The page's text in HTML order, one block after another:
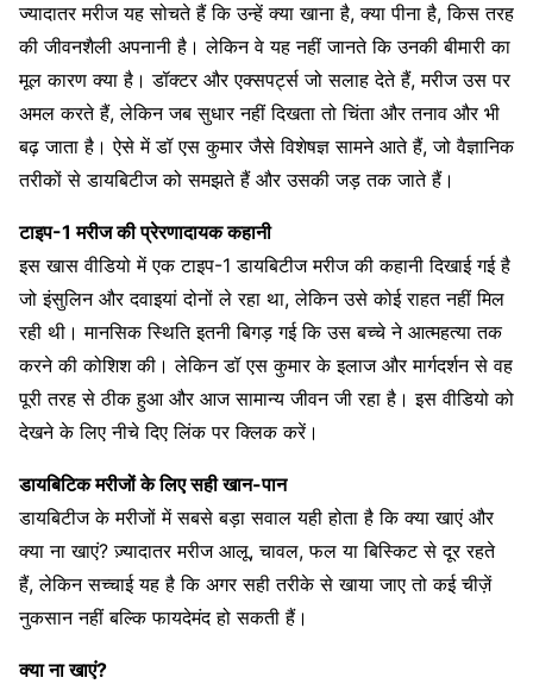
ज्यादातर मरीज यह सोचते हैं कि उन्हें क्या खाना है, क्या पीना है, किस तरह
की जीवनशैली अपनानी है। लेकिन वे यह नहीं जानते कि उनकी बीमारी का
मूल कारण क्या है। डॉक्टर और एक्सपर्ट्स जो सलाह देते हैं, मरीज उस पर
अमल करते हैं, लेकिन जब सुधार नहीं दिखता तो चिंता और तनाव और भी
बढ़ जाता है। ऐसे में डॉ एस कुमार जैसे विशेषज्ञ सामने आते हैं, जो वैज्ञानिक
तरीकों से डायबिटीज को समझते हैं और उसकी जड़ तक जाते हैं।
टाइप-1 मरीज की प्रेरणादायक कहानी
इस खास वीडियो में एक टाइप-1 डायबिटीज मरीज की कहानी दिखाई गई है
जो इंसुलिन और दवाइयां दोनों ले रहा था, लेकिन उसे कोई राहत नहीं मिल
रही थी। मानसिक स्थिति इतनी बिगड़ गई कि उस बच्चे ने आत्महत्या तक
करने की कोशिश की। लेकिन डॉ एस कुमार के इलाज और मार्गदर्शन से वह
पूरी तरह से ठीक हुआ और आज सामान्य जीवन जी रहा है। इस वीडियो को
देखने के लिए नीचे दिए लिंक पर क्लिक करें।
डायबिटिक मरीजों के लिए सही खान-पान
डायबिटीज के मरीजों में सबसे बड़ा सवाल यही होता है कि क्या खाएं और
क्या ना खाएं? ज़्यादातर मरीज आलू, चावल, फल या बिस्किट से दूर रहते
हैं, लेकिन सच्चाई यह है कि अगर सही तरीके से खाया जाए तो कई चीज़ें
नुकसान नहीं बल्कि फायदेमंद हो सकती हैं।
क्या ना खाएं?